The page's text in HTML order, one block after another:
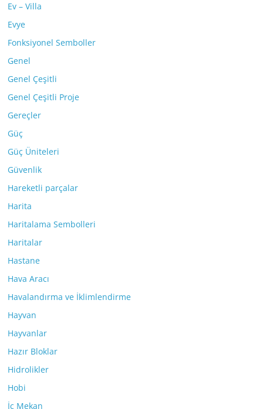
Ev – Villa
Evye
Fonksiyonel Semboller
Genel
Genel Çeşitli
Genel Çeşitli Proje
Gereçler
Güç
Güç Üniteleri
Güvenlik
Hareketli parçalar
Harita
Haritalama Sembolleri
Haritalar
Hastane
Hava Aracı
Havalandırma ve İklimlendirme
Hayvan
Hayvanlar
Hazır Bloklar
Hidrolikler
Hobi
İç Mekan